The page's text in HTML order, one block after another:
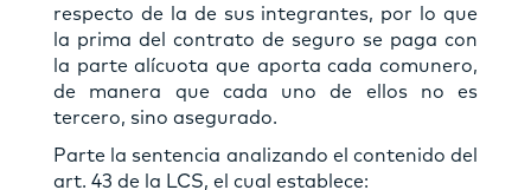
respecto de la de sus integrantes, por lo que
la prima del contrato de seguro se paga con
la parte alícuota que aporta cada comunero,
de manera que cada uno de ellos no es
tercero, sino asegurado.
Parte la sentencia analizando el contenido del
art. 43 de la LCS, el cual establece: